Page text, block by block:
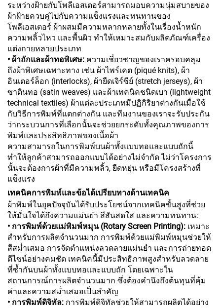
ระหว่างฝ้ายกับโพลีเอสเตอร์สามารถมอบความนุ่มสบายของ
ผ้าฝ้ายควบคู่ไปกับความแข็งแรงและทนทานของ
โพลีเอสเตอร์ ผ้าผสมมีความหลากหลายทั้งในเรื่องน้ำหนัก
ความพลิ้วไหว และพื้นผิว ทำให้เหมาะสมกับผลิตภัณฑ์เครื่อง
แต่งกายหลายประเภท
• ผ้าถักและผ้าทอพิเศษ: ความเชี่ยวชาญของเราครอบคลุม
ถึงผ้าพิเศษเฉพาะทาง เช่น ผ้าไพร์เคต (piqué knits), ผ้า
อินเตอร์ล็อก (interlocks), ผ้ายืดเจิร์ซีย์ (stretch jerseys), ผ้า
ซาตินทอ (satin weaves) และผ้าเทคนิคชนิดเบา (lightweight
technical textiles) ผ้าแต่ละประเภทมีปฏิกิริยาต่างกันเมื่อใช้
กับวิธีการพิมพ์ที่แตกต่างกัน และทีมงานของเราจะรับประกัน
ว่ากระบวนการที่เลือกนั้นจะช่วยยกระดับทั้งคุณภาพของการ
พิมพ์และประสิทธิภาพของเนื้อผ้า
ความสามารถในการพิมพ์บนผ้าทั้งแบบทอและแบบถักนี้
ทำให้ลูกค้าสามารถออกแบบได้อย่างไม่จำกัด ไม่ว่าโครงการ
นั้นจะต้องการผ้าที่มีความพลิ้ว, ยืดหยุ่น หรือมีโครงสร้างที่
แข็งแรง
เทคนิคการพิมพ์และข้อได้เปรียบทางด้านเทคนิค
ผ้าพิมพ์ในยุคปัจจุบันได้รับประโยชน์จากเทคนิคขั้นสูงที่ช่วย
ให้มั่นใจได้ถึงความแม่นยำ สีสันสดใส และความทนทาน:
• การพิมพ์ด้วยแม่พิมพ์หมุน (Rotary Screen Printing): เหมาะ
สำหรับการผลิตจำนวนมาก การพิมพ์ด้วยแม่พิมพ์หมุนช่วยให้
สีสม่ำเสมอ การจัดตำแหน่งลวดลายแม่นยำ และการถ่ายทอด
ดีไซน์อย่างคมชัด เทคนิคนี้มีประสิทธิภาพสูงสำหรับลวดลาย
ที่ซ้ำกันบนผ้าทั้งแบบทอและแบบถัก โดยเฉพาะใน
สถานการณ์การผลิตจำนวนมาก ซึ่งต้องคำนึงถึงต้นทุนที่คุ้ม
ค่าและความสม่ำเสมอเป็นสำคัญ
• การพิมพ์ดิจิทัล: การพิมพ์ดิจิทัลช่วยให้สามารถผลิตได้อย่าง